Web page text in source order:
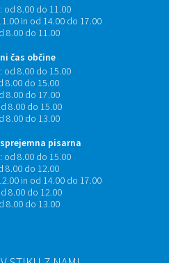
od 8.00 do 11.00
in od 14.00 do 17.00
8.00 do 11.00
čas občine
od 8.00 do 15.00
8.00 do 15.00
8.00 do 17.00
8.00 do 15.00
8.00 do 13.00
pisarna
od 8.00 do 15.00
8.00 do 12.00
in od 14.00 do 17.00
8.00 do 12.00
8.00 do 13.00